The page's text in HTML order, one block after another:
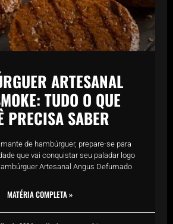
ARTESANAL
TUDO O QUE
PRECISA SABER
de hambúrguer, prepare-se para
que vai conquistar seu paladar logo
Artesanal Angus Defumado
MATÉRIA COMPLETA »